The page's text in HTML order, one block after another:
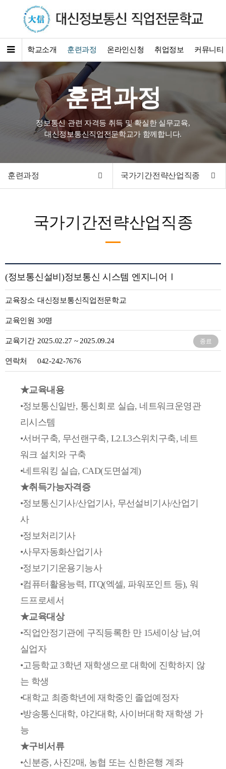
학교소개 훈련과정 온라인신청 취업정보 커뮤니티
훈련과정
정보통신 관련 자격등 취득 및 확실한 실무교육,
대신정보통신직업전문학교가 함께합니다.
훈련과정 국가기간전략산업직종
국가기간전략산업직종
(정보통신설비)정보통신 시스템 엔지니어Ⅰ
종료
교육장소 대신정보통신직업전문학교
교육인원 30명
교육기간 2025.02.27 ~ 2025.09.24
연락처 042-242-7676
★교육내용
•정보통신일반, 통신회로 실습, 네트워크운영관
리시스템
•서버구축, 무선랜구축, L2.L3스위치구축, 네트
워크 설치와 구축
•네트워킹 실습, CAD(도면설계)
★취득가능자격증
•정보통신기사/산업기사, 무선설비기사/산업기
사
•정보처리기사
•사무자동화산업기사
•정보기기운용기능사
•컴퓨터활용능력, ITQ(엑셀, 파워포인트 등), 워
드프로세서
★교육대상
•직업안정기관에 구직등록한 만 15세이상 남,여
실업자
•고등학교 3학년 재학생으로 대학에 진학하지 않
는 학생
•대학교 최종학년에 재학중인 졸업예정자
•방송통신대학, 야간대학, 사이버대학 재학생 가
능
★구비서류
•신분증, 사진2매, 농협 또는 신한은행 계좌